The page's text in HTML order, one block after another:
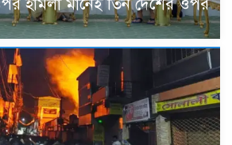
হামলা মানেই তিন দেশের ওপর